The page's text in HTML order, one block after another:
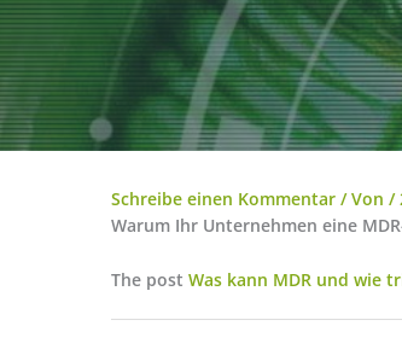
Schreibe einen Kommentar / Von /
Warum Ihr Unternehmen eine
The post Was kann MDR und wie